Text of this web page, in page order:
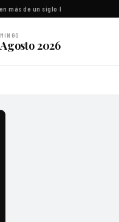
de un siglo·Latinoamérica
2026